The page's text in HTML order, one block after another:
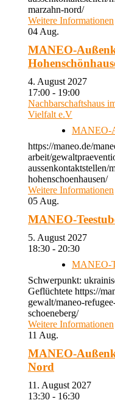
marzahn-nord/
Weitere Informationen
04 Aug.
MANEO-
4. August 2027
17:00 - 19:00
Nachbarschaftshaus
Vielfalt e.V
MANEO-
https://maneo.de/
arbeit/
aussenkontaktstellen/
hohenschoenhausen/
Weitere Informationen
05 Aug.
MANEO-
5. August 2027
18:30 - 20:30
MANEO-
Schwerpunkt:
Geflüchtete https://
gewalt/maneo-
schoeneberg/
Weitere Informationen
11 Aug.
MANEO-
Nord
11. August 2027
13:30 - 16:30